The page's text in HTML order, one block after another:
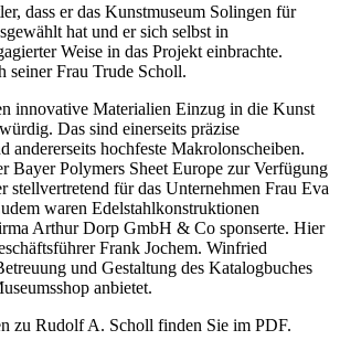
dass er das Kunstmuseum Solingen für
hat und er sich selbst in
Weise in das Projekt einbrachte.
seiner Frau Trude Scholl.
innovative Materialien Einzug in die Kunst
Das sind einerseits präzise
andererseits hochfeste Makrolonscheiben.
Bayer Polymers Sheet Europe zur Verfügung
stellvertretend für das Unternehmen Frau Eva
waren Edelstahlkonstruktionen
Arthur Dorp GmbH & Co sponserte. Hier
Frank Jochem. Winfried
und Gestaltung des Katalogbuches
anbietet.
zu Rudolf A. Scholl finden Sie im PDF.